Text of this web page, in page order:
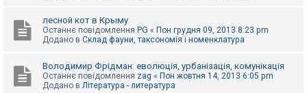
е
лесной кот в Крыму
Останнє повідомлення PG « Пон грудня 09, 2013 8:23 pm
Додано в Склад фауни, таксономія і номенклатура
Володимир Фрідман: еволюція, урбанізація, комунікація
Останнє повідомлення zag « Пон жовтня 14, 2013 6:05 pm
Додано в Література - литература